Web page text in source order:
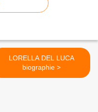
LORELLA DEL LUCA
biographie >